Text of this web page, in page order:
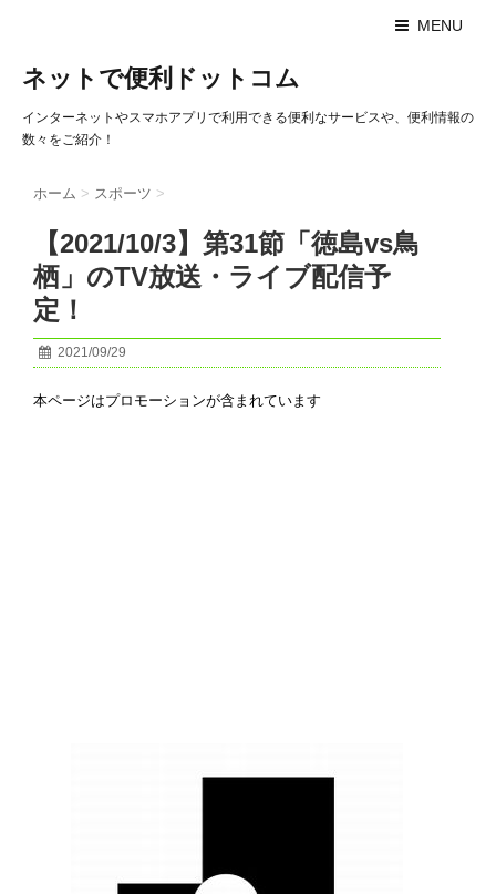
MENU
ネットで便利ドットコム
インターネットやスマホアプリで利用できる便利なサービスや、便利情報の
数々をご紹介！
ホーム > スポーツ >
【2021/10/3】第31節「徳島vs鳥
栖」のTV放送・ライブ配信予
定！
2021/09/29
本ページはプロモーションが含まれています